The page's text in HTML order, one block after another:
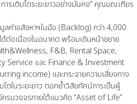
ารเติบโตระยะยาวอย่างมั่นคง” คุณมณเฑียร
อสังหาฯในมือ (Backlog) กว่า 4,000
ต่อเนื่องในอนาคต พร้อมเดินหน้าขยาย
F&B, Rental Space,
Service และ Finance & Investment
income) และกระจายความเสี่ยงทาง
ตในระยะยาว ตอกย้ำวิสัยทัศน์การเป็นผู้
รบวงจรภายใต้แนวคิด “Asset of Life”